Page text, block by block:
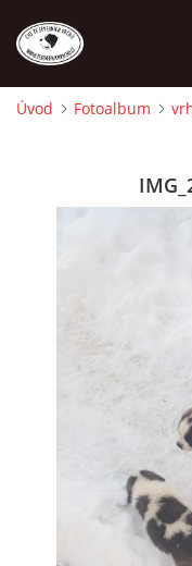
VÝSTAVNÍ ÚSPĚCHY
FOTOALBUM
Úvod Fotoalbum